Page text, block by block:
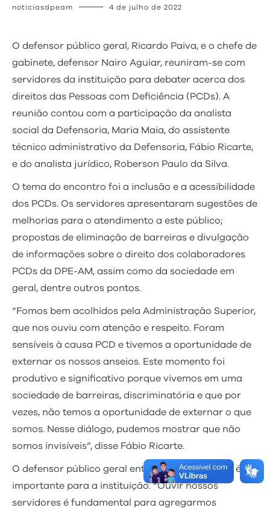
noticiasdpeam 4 de julho de 2022
O defensor público geral, Ricardo Paiva, e o chefe de
gabinete, defensor Nairo Aguiar, reuniram-se com
servidores da instituição para debater acerca dos
direitos das Pessoas com Deficiência (PCDs). A
reunião contou com a participação da analista
social da Defensoria, Maria Maia, do assistente
técnico administrativo da Defensoria, Fábio Ricarte,
e do analista jurídico, Roberson Paulo da Silva.
O tema do encontro foi a inclusão e a acessibilidade
dos PCDs. Os servidores apresentaram sugestões de
melhorias para o atendimento a este público;
propostas de eliminação de barreiras e divulgação
de informações sobre o direito dos colaboradores
PCDs da DPE-AM, assim como da sociedade em
geral, dentre outros pontos.
“Fomos bem acolhidos pela Administração Superior,
que nos ouviu com atenção e respeito. Foram
sensíveis à causa PCD e tivemos a oportunidade de
externar os nossos anseios. Este momento foi
produtivo e significativo porque vivemos em uma
sociedade de barreiras, discriminatória e que por
vezes, não temos a oportunidade de externar o que
somos. Nesse diálogo, pudemos mostrar que não
somos invisíveis”, disse Fábio Ricarte.
O defensor público geral entende que o diálogo é
importante para a instituição. “Ouvir nossos
servidores é fundamental para agregarmos